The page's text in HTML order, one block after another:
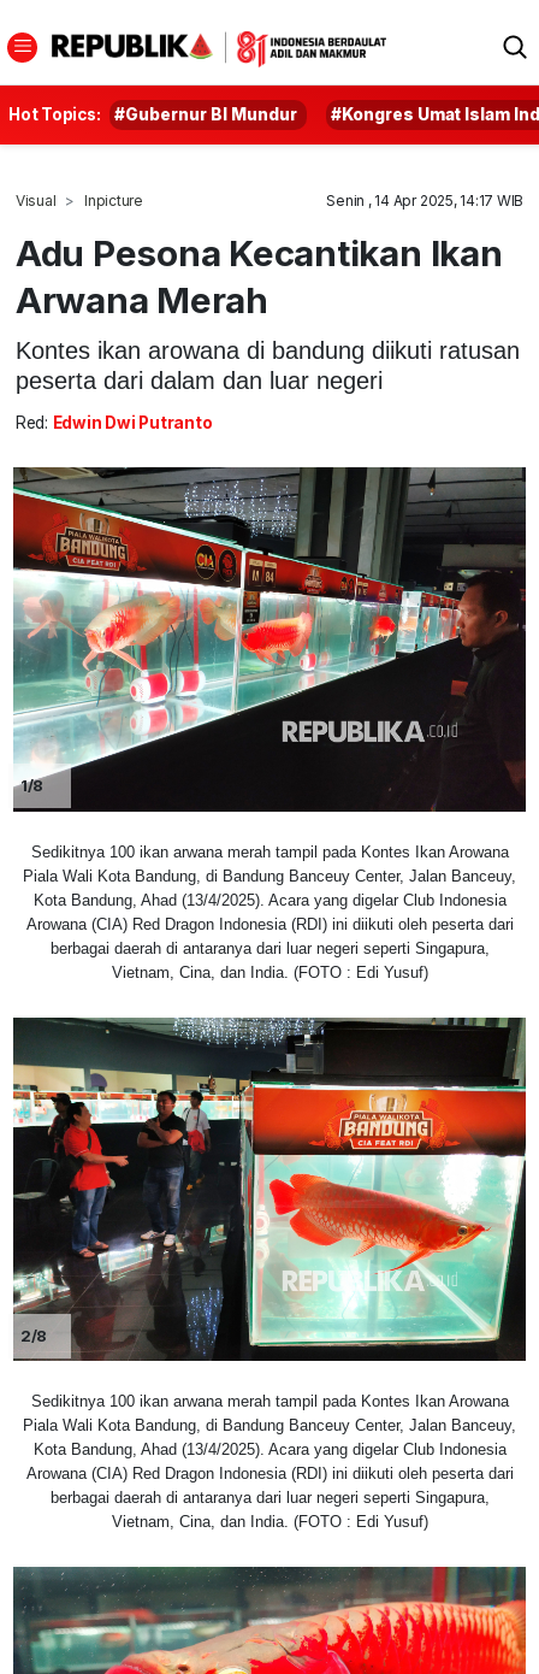
Hot Topics: #Gubernur BI Mundur #Kongres Umat Islam
Visual Inpicture Senin , 14 Apr 2025, 14:17 WIB
Adu Pesona Kecantikan Ikan
Arwana Merah
Kontes ikan arowana di bandung diikuti ratusan
peserta dari dalam dan luar negeri
Red: Edwin Dwi Putranto
1/8
Sedikitnya 100 ikan arwana merah tampil pada Kontes Ikan Arowana
Piala Wali Kota Bandung, di Bandung Banceuy Center, Jalan Banceuy,
Kota Bandung, Ahad (13/4/2025). Acara yang digelar Club Indonesia
Arowana (CIA) Red Dragon Indonesia (RDI) ini diikuti oleh peserta dari
berbagai daerah di antaranya dari luar negeri seperti Singapura,
Vietnam, Cina, dan India. (FOTO : Edi Yusuf)
2/8
Sedikitnya 100 ikan arwana merah tampil pada Kontes Ikan Arowana
Piala Wali Kota Bandung, di Bandung Banceuy Center, Jalan Banceuy,
Kota Bandung, Ahad (13/4/2025). Acara yang digelar Club Indonesia
Arowana (CIA) Red Dragon Indonesia (RDI) ini diikuti oleh peserta dari
berbagai daerah di antaranya dari luar negeri seperti Singapura,
Vietnam, Cina, dan India. (FOTO : Edi Yusuf)